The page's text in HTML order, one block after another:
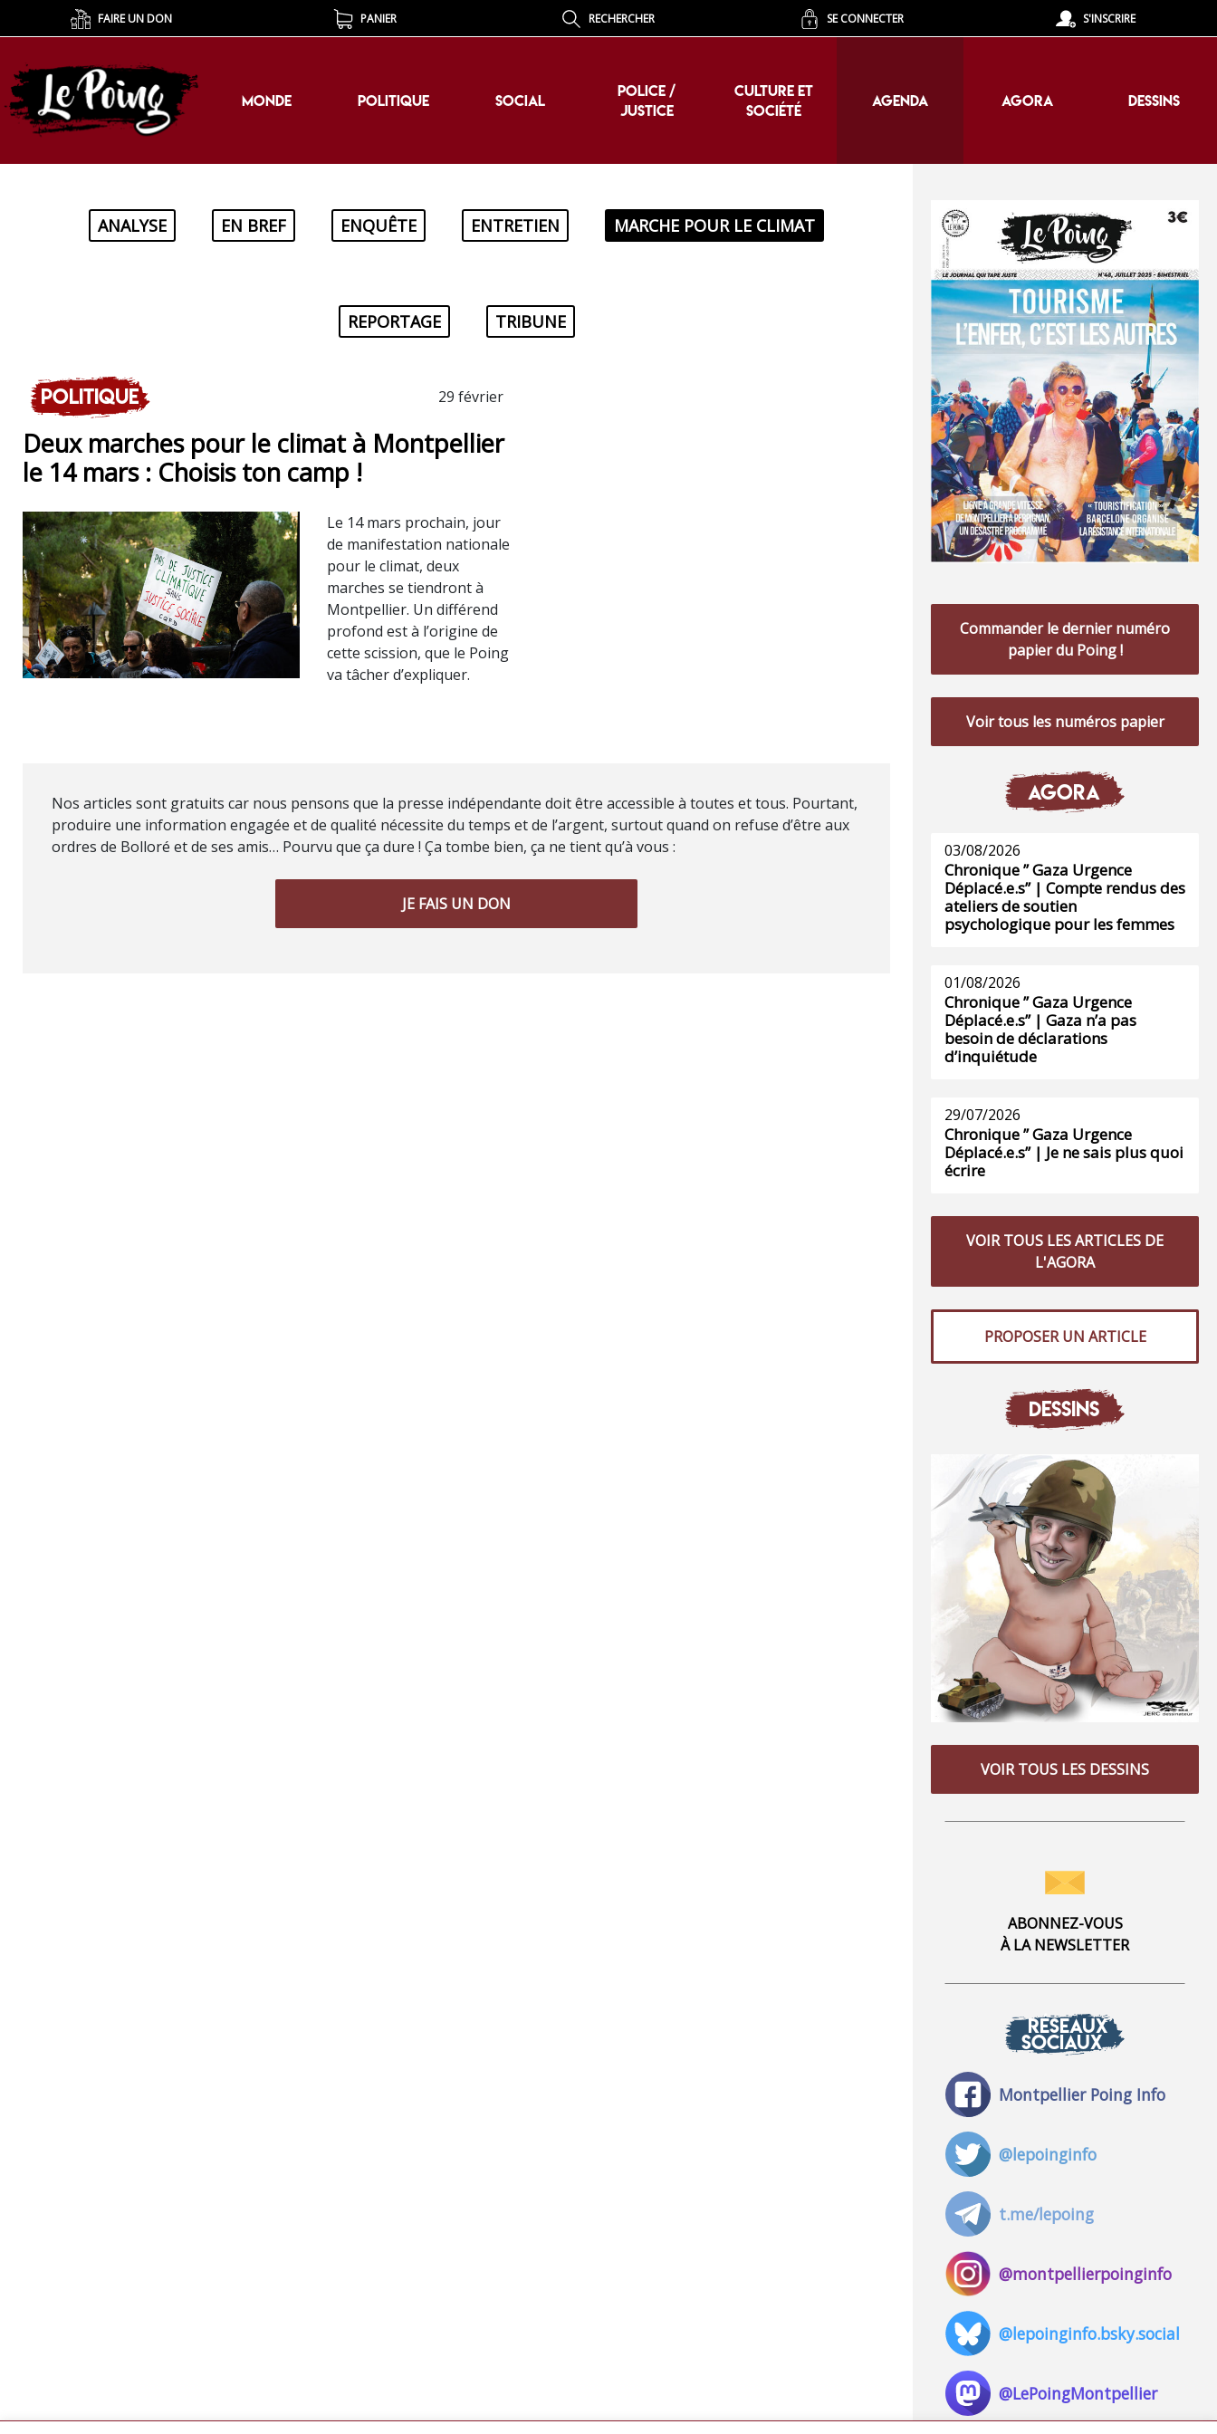
FAIRE UN DON PANIER RECHERCHER SE CONNECTER S'INSCRIRE
MONDE POLITIQUE SOCIAL
POLICE /
JUSTICE
CULTURE ET
SOCIÉTÉ
AGENDA AGORA DESSINS
MONDE POLITIQUE SOCIAL
POLICE /
JUSTICE
CULTURE ET
SOCIÉTÉ
AGENDA AGORA DESSINS
ANALYSE EN BREF ENQUÊTE ENTRETIEN MARCHE POUR LE CLIMAT
REPORTAGE TRIBUNE
Politique 29 février
Deux marches pour le climat à Montpellier
le 14 mars : Choisis ton camp !
Le 14 mars prochain, jour
de manifestation nationale
pour le climat, deux
marches se tiendront à
Montpellier. Un différend
profond est à l’origine de
cette scission, que le Poing
va tâcher d’expliquer.
Nos articles sont gratuits car nous pensons que la presse indépendante doit être accessible à toutes et tous. Pourtant,
produire une information engagée et de qualité nécessite du temps et de l’argent, surtout quand on refuse d’être aux
ordres de Bolloré et de ses amis… Pourvu que ça dure ! Ça tombe bien, ça ne tient qu’à vous :
JE FAIS UN DON
Commander le dernier numéro
papier du Poing !
Voir tous les numéros papier
AGORA
03/08/2026
Chronique ” Gaza Urgence
Déplacé.e.s” | Compte rendus des
ateliers de soutien
psychologique pour les femmes
01/08/2026
Chronique ” Gaza Urgence
Déplacé.e.s” | Gaza n’a pas
besoin de déclarations
d’inquiétude
29/07/2026
Chronique ” Gaza Urgence
Déplacé.e.s” | Je ne sais plus quoi
écrire
VOIR TOUS LES ARTICLES DE
L'AGORA
PROPOSER UN ARTICLE
DESSINS
VOIR TOUS LES DESSINS
ABONNEZ-VOUS
À LA NEWSLETTER
RÉSEAUX
SOCIAUX
Montpellier Poing Info
@lepoinginfo
t.me/lepoing
@montpellierpoinginfo
@lepoinginfo.bsky.social
@LePoingMontpellier